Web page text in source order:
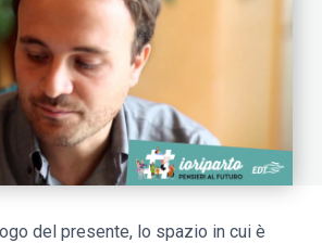
del presente, lo spazio in cui è